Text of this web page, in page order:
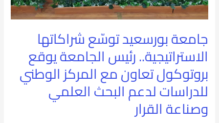
جامعة بورسعيد توسّع شراكاتها
الاستراتيجية.. رئيس الجامعة يوقع
بروتوكول تعاون مع المركز الوطني
للدراسات لدعم البحث العلمي
وصناعة القرار
يوقع
تعاون
مع
المركز
الوطني
للدراسات